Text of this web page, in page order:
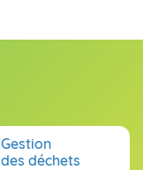
Gestion
des déchets